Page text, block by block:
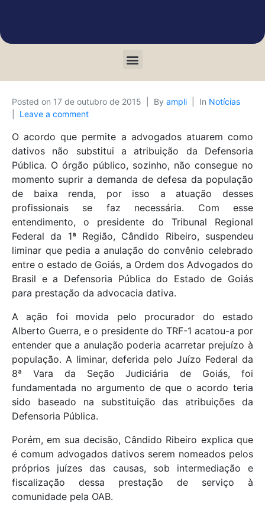
Posted on 17 de outubro de 2015 By ampli In Notícias
Leave a comment
O acordo que permite a advogados atuarem como
dativos não substitui a atribuição da Defensoria
Pública. O órgão público, sozinho, não consegue no
momento suprir a demanda de defesa da população
de baixa renda, por isso a atuação desses
profissionais se faz necessária. Com esse
entendimento, o presidente do Tribunal Regional
Federal da 1ª Região, Cândido Ribeiro, suspendeu
liminar que pedia a anulação do convênio celebrado
entre o estado de Goiás, a Ordem dos Advogados do
Brasil e a Defensoria Pública do Estado de Goiás
para prestação da advocacia dativa.
A ação foi movida pelo procurador do estado
Alberto Guerra, e o presidente do TRF-1 acatou-a por
entender que a anulação poderia acarretar prejuízo à
população. A liminar, deferida pelo Juízo Federal da
8ª Vara da Seção Judiciária de Goiás, foi
fundamentada no argumento de que o acordo teria
sido baseado na substituição das atribuições da
Defensoria Pública.
Porém, em sua decisão, Cândido Ribeiro explica que
é comum advogados dativos serem nomeados pelos
próprios juízes das causas, sob intermediação e
fiscalização dessa prestação de serviço à
comunidade pela OAB.